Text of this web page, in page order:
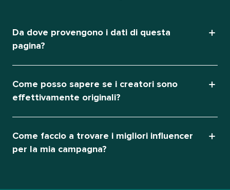
Da dove provengono i dati di questa
pagina?​​
Come posso sapere se i creatori sono
effettivamente originali?​​
Come faccio a trovare i migliori influencer
per la mia campagna?​​